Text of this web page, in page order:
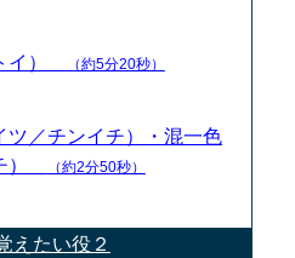
イ） （約5分20秒）
ツ／チンイチ）・混一色
）
（約2分50秒）
えたい役２